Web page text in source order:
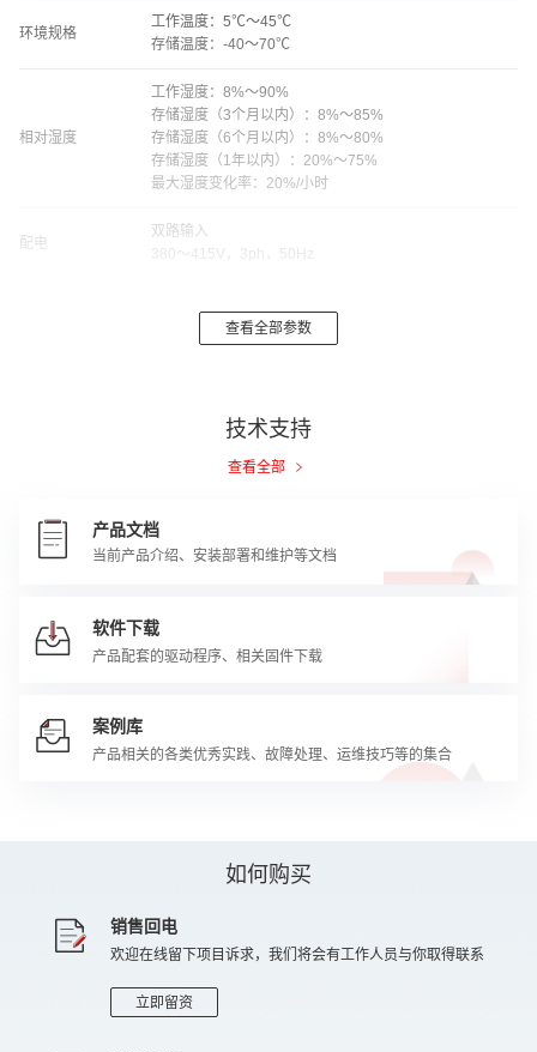
环境规格
工作温度：5℃～45℃
存储温度：-40～70℃
相对湿度
工作湿度：8%～90%
存储湿度（3个月以内）：8%～85%
存储湿度（6个月以内）：8%～80%
存储湿度（1年以内）：20%～75%
最大湿度变化率：20%/小时
配电
双路输入
380～415V，3ph，50Hz
程控制和管理查看全部参数
技术支持
查看全部
产品文档
当前产品介绍、安装部署和维护等文档
软件下载
产品配套的驱动程序、相关固件下载
案例库
产品相关的各类优秀实践、故障处理、运维技巧等的集合
如何购买
销售回电
欢迎在线留下项目诉求，我们将会有工作人员与你取得联系
立即留资